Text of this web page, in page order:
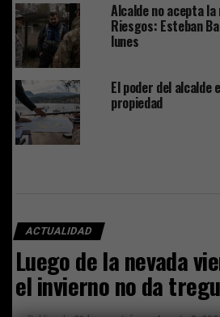
Alcalde no acepta
Riesgos: Esteban
lunes
El poder del alcalde
propiedad
ACTUALIDAD
Luego de la nevada
el invierno no da